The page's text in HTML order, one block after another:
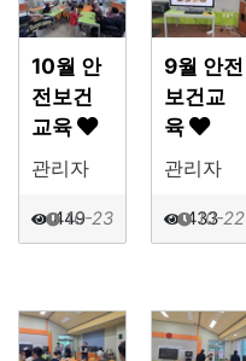
10월 안
전보건
교육
관리자
449
10-23
9월 안전
보건교
육
관리자
433
10-22